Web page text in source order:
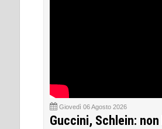
Giovedì 06 Agosto 2026
Guccini, Schlein: non